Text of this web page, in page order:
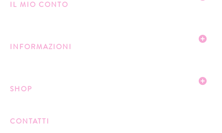
IL MIO CONTO
INFORMAZIONI
SHOP
CONTATTI